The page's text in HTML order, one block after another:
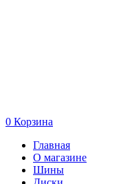
0 Корзина
Главная
О магазине
Шины